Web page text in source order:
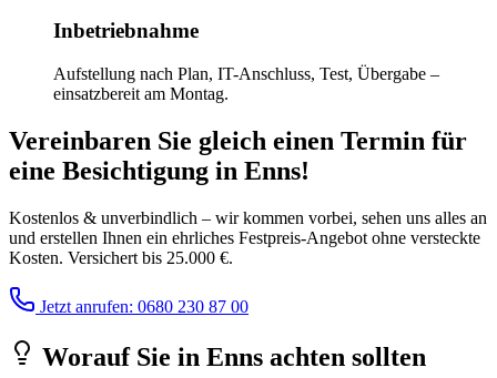
Inbetriebnahme
Aufstellung nach Plan, IT-Anschluss, Test, Übergabe –
einsatzbereit am Montag.
Vereinbaren Sie gleich einen Termin für
eine Besichtigung in Enns!
Kostenlos & unverbindlich – wir kommen vorbei, sehen uns alles an
und erstellen Ihnen ein ehrliches Festpreis-Angebot ohne versteckte
Kosten. Versichert bis 25.000 €.
Jetzt anrufen: 0680 230 87 00
Worauf Sie in Enns achten sollten